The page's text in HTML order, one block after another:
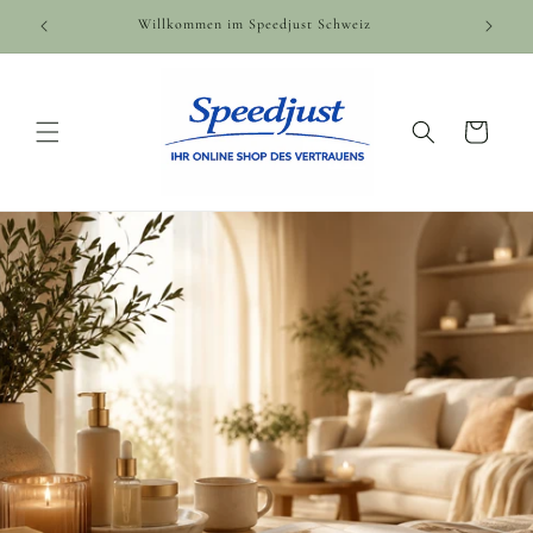
zum
Inhalt
Willkommen im Speedjust Schweiz
Warenkorb